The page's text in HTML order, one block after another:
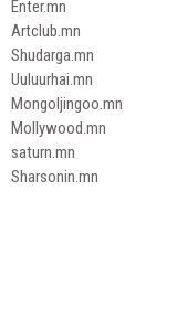
Enter.mn
Artclub.mn
Shudarga.mn
Uuluurhai.mn
Mongoljingoo.mn
Mollywood.mn
saturn.mn
Sharsonin.mn